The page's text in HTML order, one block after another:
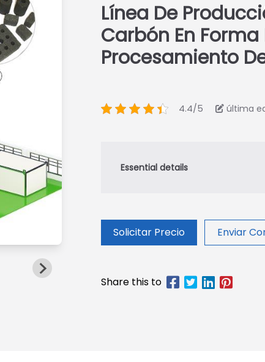
Línea De
Carbón En
Procesamiento
4.4/5 última
Solicitar Precio Enviar